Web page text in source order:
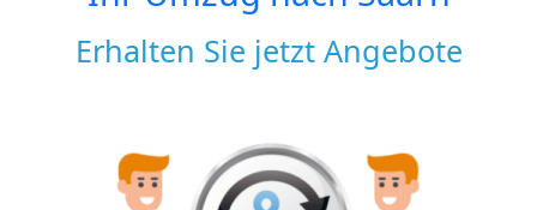
Erhalten Sie jetzt Angebote